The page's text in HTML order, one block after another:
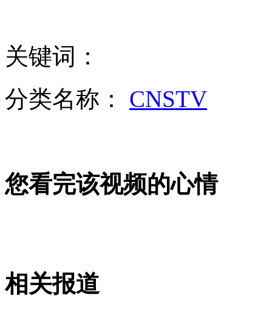
山西运城恶犬咬伤多人 警民合力深夜将其击毙
无痛分娩是否安全 医生回应
关键词：
分类名称： CNSTV
您看完该视频的心情
相关报道